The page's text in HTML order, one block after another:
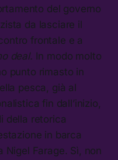
del governo
da lasciare il
frontale e a
deal. In modo molto
punto rimasto in
pesca, già al
fin dall’inizio,
della retorica
in barca
Nigel Farage. Sì, non